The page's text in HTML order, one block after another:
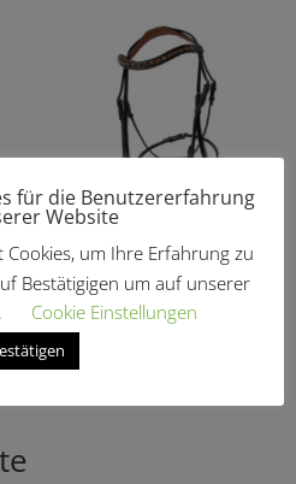
Trensenzaum „Klara“
€139,90
für die Benutzererfahrung
Website
Cookies, um Ihre Erfahrung zu
Bestätigigen um auf unserer
Cookie Einstellungen